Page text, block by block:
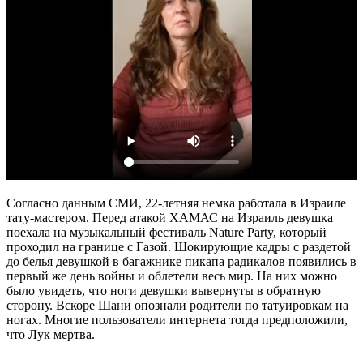
Согласно данным СМИ, 22-летняя немка работала в Израиле
тату-мастером. Перед атакой ХАМАС на Израиль девушка
поехала на музыкальный фестиваль Nature Party, который
проходил на границе с Газой. Шокирующие кадры с раздетой
до белья девушкой в багажнике пикапа радикалов появились в
первый же день войны и облетели весь мир. На них можно
было увидеть, что ноги девушки вывернуты в обратную
сторону. Вскоре Шани опознали родители по татуировкам на
ногах. Многие пользователи интернета тогда предположили,
что Лук мертва.